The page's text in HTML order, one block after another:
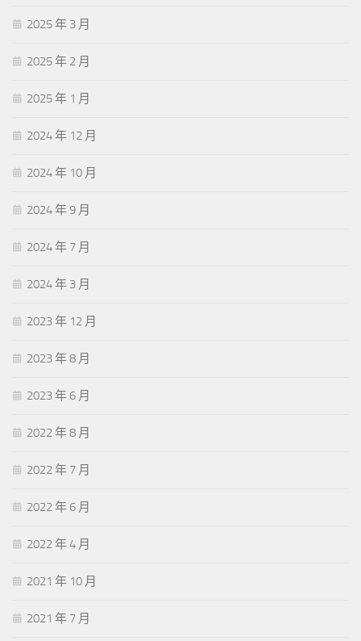
2025 年 3 月
2025 年 2 月
2025 年 1 月
2024 年 12 月
2024 年 10 月
2024 年 9 月
2024 年 7 月
2024 年 3 月
2023 年 12 月
2023 年 8 月
2023 年 6 月
2022 年 8 月
2022 年 7 月
2022 年 6 月
2022 年 4 月
2021 年 10 月
2021 年 7 月